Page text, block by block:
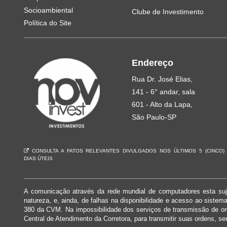
Socioambiental
Política do Site
Clube de Investimento
Endereço
Rua Dr. José Elias,
141 - 6° andar, sala
601 - Alto da Lapa,
São Paulo-SP
CONSULTA A FATOS RELEVANTES DIVULGADOS NOS ÚLTIMOS 5 (CINCO)
DIAS ÚTEIS
A comunicação através da rede mundial de computadores esta
natureza, e, ainda, de falhas na disponibilidade e acesso ao
380 da CVM. Na impossibilidade dos serviços de transmissão de
Central de Atendimento da Corretora, para transmitir suas ordens,